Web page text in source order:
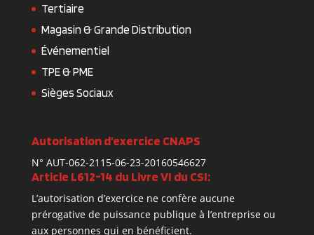
Tertiaire
Magasin & Grande Distribution
Événementiel
TPE & PME
Sièges Sociaux
Autorisation d’exercice CNAPS
N° AUT-062-2115-06-23-20160546627
Article L612-14 du Livre VI du CSI:
L’autorisation d’exercice ne confère aucune
prérogative de puissance publique à l’entreprise ou
aux personnes qui en bénéficient.